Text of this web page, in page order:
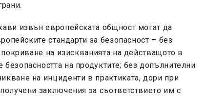
извън европейската общност могат да
стандарти за безопасност – без
на изискванията на действащото в
на продуктите; без допълнителни
на инциденти в практиката, дори при
заключения за съответствието им с